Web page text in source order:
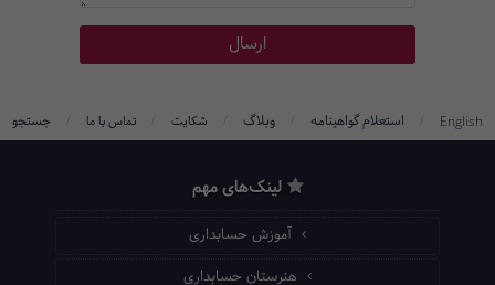
English استعلام گواهینامه وبلاگ شکایت تماس با ما جستجو
لینک‌های مهم
آموزش حسابداری
هنرستان حسابداری